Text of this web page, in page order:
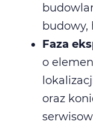
Faza
o
oraz